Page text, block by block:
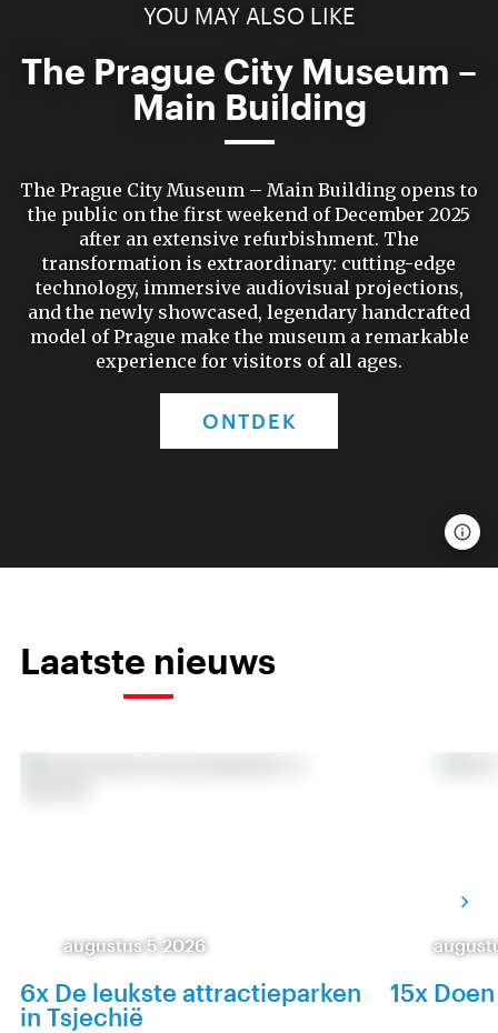
YOU MAY ALSO LIKE
The Prague City Museum –
Main Building
The Prague City Museum – Main Building opens to
the public on the first weekend of December 2025
after an extensive refurbishment. The
transformation is extraordinary: cutting-edge
technology, immersive audiovisual projections,
and the newly showcased, legendary handcrafted
model of Prague make the museum a remarkable
experience for visitors of all ages.
ONTDEK
Laatste nieuws
augustus 5 2026
6x De leukste attractieparken
in Tsjechië
15x